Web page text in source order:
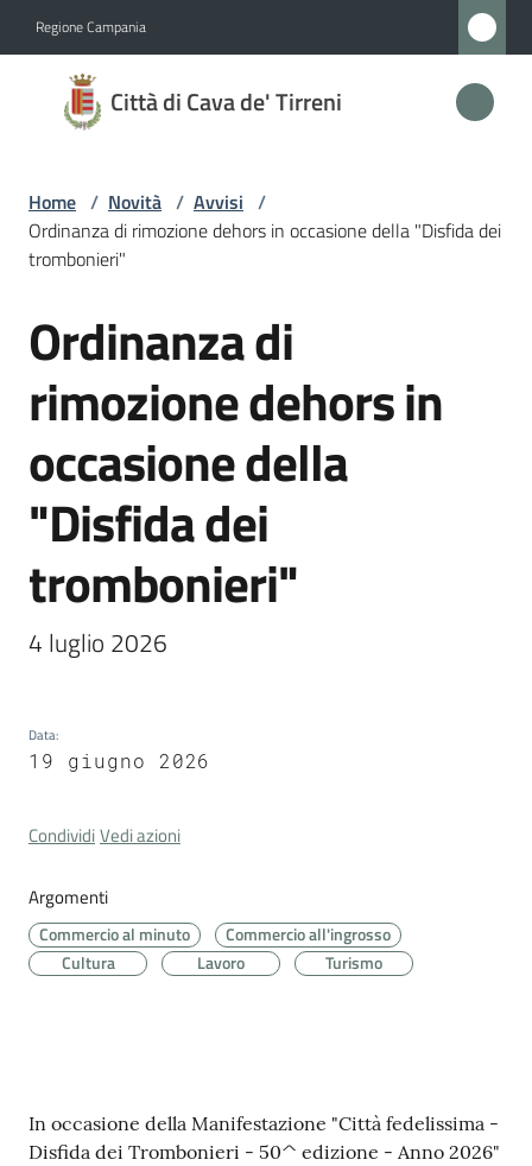
Regione Campania
Città di Cava de' Tirreni
Città
di
de'
Tirreni
Amministrazione
Novità
Menu selezionato
Servizi
Vivere
Cava
de'
Tirreni
Tutti
Seguici
su
Home / Novità / Avvisi /
Ordinanza di rimozione dehors in occasione della "Disfida dei
trombonieri"
Salta al contenuto
Ordinanza di
rimozione dehors in
occasione della
"Disfida dei
trombonieri"
4 luglio 2026
Data:
19 giugno 2026
CondividiVedi azioni
Argomenti
Commercio al minuto
Commercio all'ingrosso
Cultura
Lavoro Turismo
Contenuto
In occasione della Manifestazione "Città fedelissima -
Disfida dei Trombonieri - 50^ edizione - Anno 2026"